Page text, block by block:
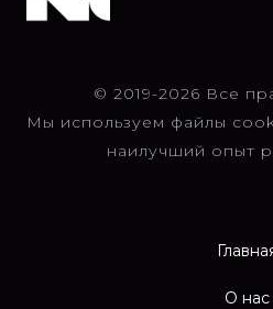
© 2019-2026 Все
Мы используем файлы
наилучший опыт
О нас